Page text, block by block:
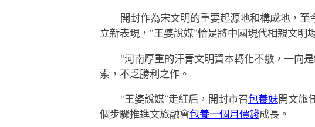
開封作為宋文明的重要起源地和構成地，
立新表現，“王婆說媒”恰是將中國現代相親文明
“河南厚重的汗青文明資本轉化不敷，一向
索，不乏勝利之作。
“王婆說媒”走紅后，開封市召包養妹開文旅
個步驟推進文旅融會包養一個月價錢成長。